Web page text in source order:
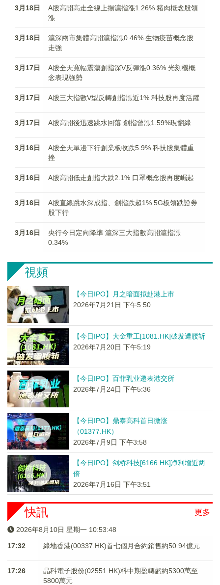
3月18日
A股高開高走全線上揚滬指漲1.26% 豬肉概念股領
漲
3月18日
滬深兩市集體高開滬指漲0.46% 生物疫苗概念股
走強
3月17日
A股全天寬幅震蕩創指深V反彈漲0.36% 光刻機概
念表現強勢
3月17日 A股三大指數V型反轉創指漲近1% 科技股再度活躍
3月17日 A股高開後迅速跳水回落 創指曾漲1.59%現翻綠
3月16日
A股全天單邊下行創業板收跌5.9% 科技股集體重
挫
3月16日 A股高開低走創指大跌2.1% 口罩概念股再度崛起
3月16日
A股直線跳水深成指、創指跌超1% 5G板領跌證券
股下行
3月16日
央行今日定向降準 滬深三大指數高開滬指漲
0.34%
視頻
【今日IPO】月之暗面拟赴港上市
2026年7月21日 下午5:50
【今日IPO】大金重工[1081.HK]破发遭腰斩
2026年7月20日 下午5:19
【今日IPO】百菲乳业递表港交所
2026年7月24日 下午5:36
【今日IPO】鼎泰高科首日微涨
（01377.HK）
2026年7月9日 下午3:58
【今日IPO】剑桥科技[6166.HK]净利增近两
倍
2026年7月16日 下午3:51
更多
快訊
2026年8月10日 星期一 10:53:48
17:32 綠地香港(00337.HK)首七個月合約銷售約50.94億元
17:26
晶科電子股份(02551.HK)料中期盈轉虧約5300萬至
5800萬元